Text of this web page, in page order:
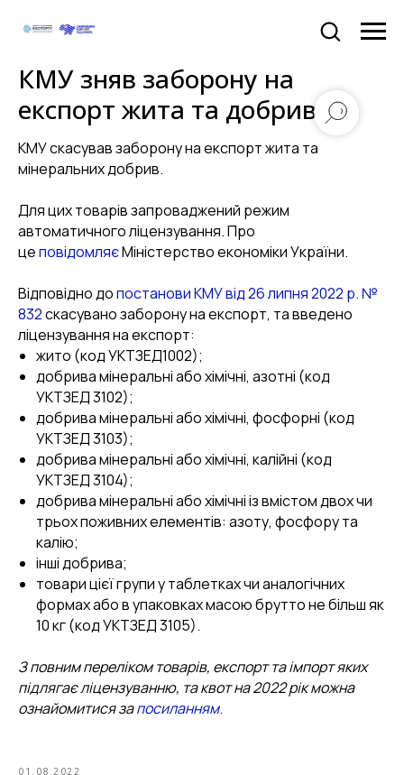
КМУ зняв заборону на
експорт жита та добрив
КМУ скасував заборону на експорт жита та
мінеральних добрив.
Для цих товарів запроваджений режим
автоматичного ліцензування. Про
цеповідомляєМіністерство економіки України.
Відповідно допостанови КМУ від 26 липня 2022 р. №
832скасувано заборону на експорт, та введено
ліцензування на експорт:
жито (код УКТЗЕД1002);
добрива мінеральні або хімічні, азотні (код
УКТЗЕД 3102);
добрива мінеральні або хімічні, фосфорні (код
УКТЗЕД 3103);
добрива мінеральні або хімічні, калійні (код
УКТЗЕД 3104);
добрива мінеральні або хімічні із вмістом двох чи
трьох поживних елементів: азоту, фосфору та
калію;
інші добрива;
товари цієї групи у таблетках чи аналогічних
формах або в упаковках масою брутто не більш як
10 кг (код УКТЗЕД 3105).
З повним переліком товарів, експорт та імпорт яких
підлягає ліцензуванню, та квот на 2022 рік можна
ознайомитися запосиланням.
01.08.2022